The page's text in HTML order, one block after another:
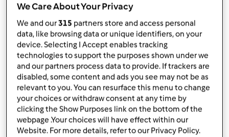
condividi la ricetta
Ingredienti
380 gdi farina 00
120gdi fecola
1uovo
We Care About Your Privacy
We and our315 partners store and access personal
data, like browsing data or unique identifiers, on your
device. Selecting I Accept enables tracking
technologies to support the purposes shown under we
and our partners process data to provide. If trackers are
disabled, some content and ads you see may not be as
relevant to you. You can resurface this menu to change
your choices or withdraw consent at any time by
clicking the Show Purposes link on the bottom of the
webpage .Your choices will have effect within our
Website. For more details, refer to our Privacy Policy.